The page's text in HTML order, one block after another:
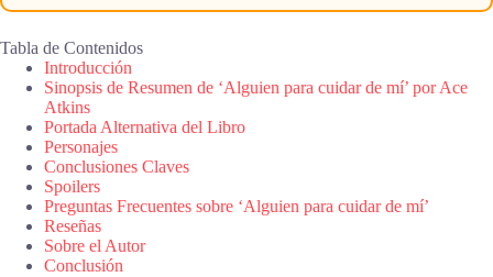
Tabla de Contenidos
Introducción
Sinopsis de Resumen de ‘Alguien para cuidar de mí’ por Ace
Atkins
Portada Alternativa del Libro
Personajes
Conclusiones Claves
Spoilers
Preguntas Frecuentes sobre ‘Alguien para cuidar de mí’
Reseñas
Sobre el Autor
Conclusión